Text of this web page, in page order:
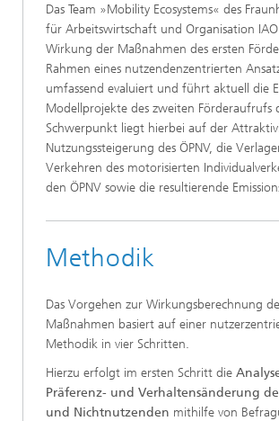
Das Team »Mobility Ecosystems« des
für Arbeitswirtschaft und Organisation
Wirkung der Maßnahmen des ersten
Rahmen eines nutzendenzentrierten
umfassend evaluiert und führt aktuell die
Modellprojekte des zweiten Förderaufrufs
Schwerpunkt liegt hierbei auf der
Nutzungssteigerung des ÖPNV, die
Verkehren des motorisierten
den ÖPNV sowie die resultierende
Methodik
Das Vorgehen zur Wirkungsberechnung
Maßnahmen basiert auf einer
Methodik in vier Schritten.
Hierzu erfolgt im ersten Schritt die
Präferenz- und Verhaltensänderung
und Nichtnutzenden mithilfe von